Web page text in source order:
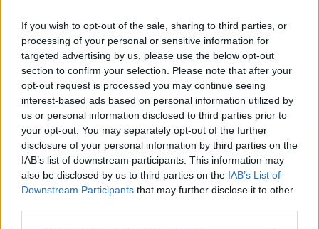
If you wish to opt-out of the sale, sharing to third parties, or
processing of your personal or sensitive information for
targeted advertising by us, please use the below opt-out
section to confirm your selection. Please note that after your
opt-out request is processed you may continue seeing
interest-based ads based on personal information utilized by
us or personal information disclosed to third parties prior to
your opt-out. You may separately opt-out of the further
disclosure of your personal information by third parties on the
IAB’s list of downstream participants. This information may
also be disclosed by us to third parties on the IAB’s List of
Downstream Participants that may further disclose it to other
MAGYAR ÉPÍTŐK
Mi épül?